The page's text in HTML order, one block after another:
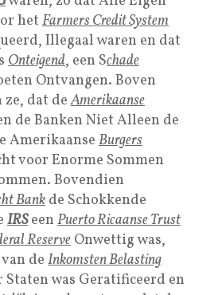
het Farmers Credit System
Illegaal waren en dat
Onteigend, een Schade
Ontvangen. Boven
ze, dat deAmerikaanse
de Banken Niet Alleen de
AmerikaanseBurgers
voor Enorme Sommen
Bovendien
Bankde Schokkende
IRSeen Puerto Ricaanse Trust
Reserve Onwettig was,
de Inkomsten Belasting
Staten was Geratificeerd en